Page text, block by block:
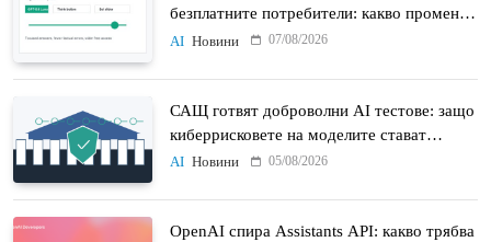
безплатните потребители: какво променят
Think бутонът и новият Sol
AI Новини 07/08/2026
САЩ готвят доброволни AI тестове: защо
киберрисковете на моделите стават
политически въпрос
AI Новини 05/08/2026
OpenAI спира Assistants API: какво трябва